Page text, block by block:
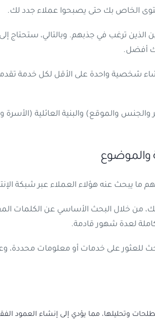
الخاص بك حتى يصبحوا عملاء جدد لك.
ترغب في جذبهم. وبالتالي، ستحتاج
أفضل.
شخصية واحدة على الأقل لكل خدمة
والموقع) والبنية العائلية
والموضوع
يبحث عنه هؤلاء العملاء عبر شبكة
خلال البحث الأساسي عن الكلمات
لعدة شهور قادمة.
على خدمات أو معلومات محددة،
وتحليلها، مما يؤدي إلى إنشاء العمود